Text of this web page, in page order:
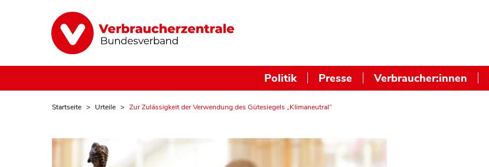
Politik Presse Verbraucher:innen
Startseite Urteile Zur Zulässigkeit der Verwendung des Gütesiegels „Klimaneutral“